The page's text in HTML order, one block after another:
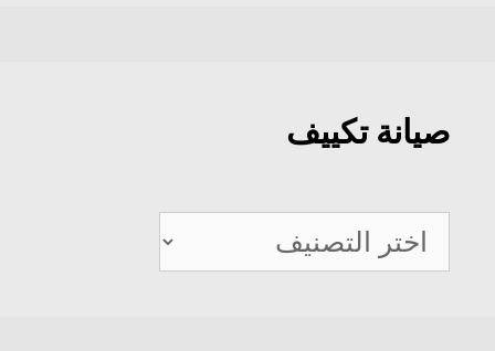
صيانة تكييف
صيانة
تكييف